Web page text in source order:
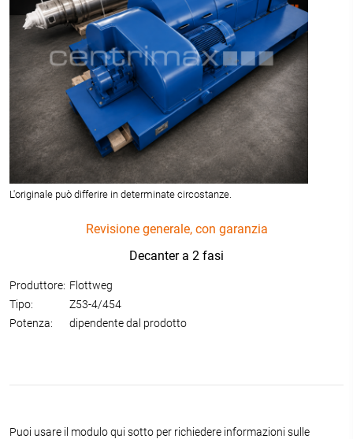
L'originale può differire in determinate circostanze.
Revisione generale, con garanzia
Decanter a 2 fasi
Produttore: Flottweg
Tipo:
Z53-4/454
Potenza:
dipendente dal prodotto
Puoi usare il modulo qui sotto per richiedere informazioni sulle